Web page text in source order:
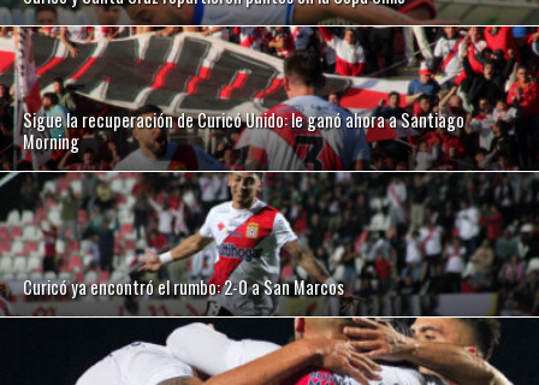
Sigue la recuperación de Curicó Unido: le ganó ahora a Santiago
Morning
Curicó ya encontró el rumbo: 2-0 a San Marcos